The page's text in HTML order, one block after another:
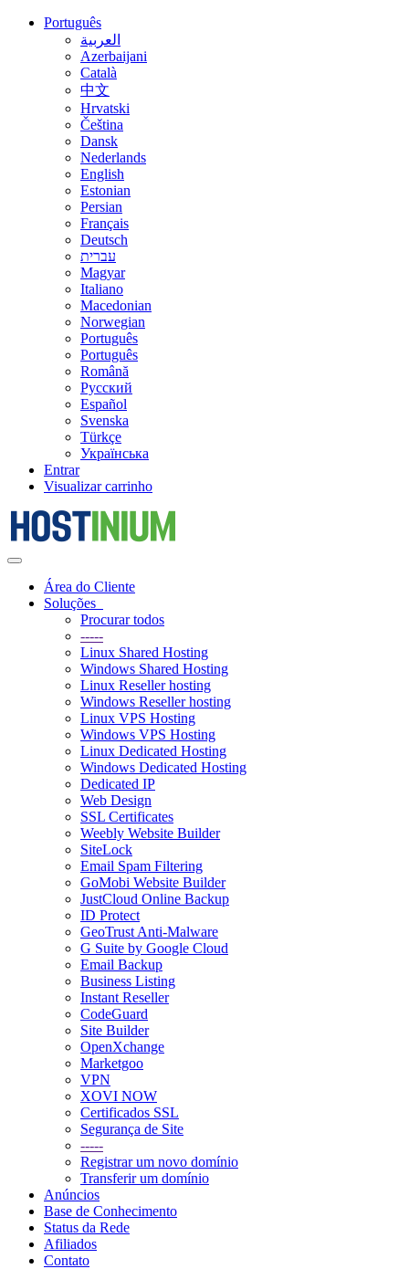
Português
العربية
Azerbaijani
Català
中文
Hrvatski
Čeština
Dansk
Nederlands
English
Estonian
Persian
Français
Deutsch
עברית
Magyar
Italiano
Macedonian
Norwegian
Português
Português
Română
Русский
Español
Svenska
Türkçe
Українська
Entrar
Visualizar carrinho
Alternar
navegaçãoÁrea do Cliente
Soluções
Procurar todos
-----
Linux Shared Hosting
Windows Shared Hosting
Linux Reseller hosting
Windows Reseller hosting
Linux VPS Hosting
Windows VPS Hosting
Linux Dedicated Hosting
Windows Dedicated Hosting
Dedicated IP
Web Design
SSL Certificates
Weebly Website Builder
SiteLock
Email Spam Filtering
GoMobi Website Builder
JustCloud Online Backup
ID Protect
GeoTrust Anti-Malware
G Suite by Google Cloud
Email Backup
Business Listing
Instant Reseller
CodeGuard
Site Builder
OpenXchange
Marketgoo
VPN
XOVI NOW
Certificados SSL
Segurança de Site
-----
Registrar um novo domínio
Transferir um domínio
Anúncios
Base de Conhecimento
Status da Rede
Afiliados
Contato